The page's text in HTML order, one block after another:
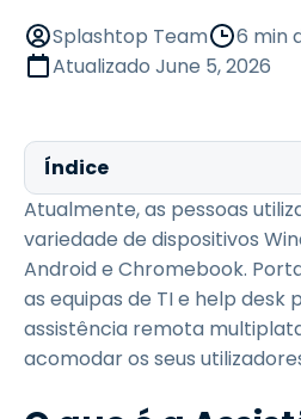
Splashtop Team
6 min
Atualizado June 5, 2026
Índice
Atualmente, as pessoas
variedade de dispositivos
Android e Chromebook.
as equipas de TI e help desk
assistência remota
acomodar os seus